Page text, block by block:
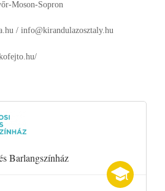
Moson-Sopron
/ info@kirandulazosztaly.hu
Barlangszínház